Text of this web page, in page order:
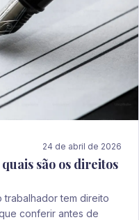
24 de abril de 2026
são os direitos
tem direito
conferir antes de